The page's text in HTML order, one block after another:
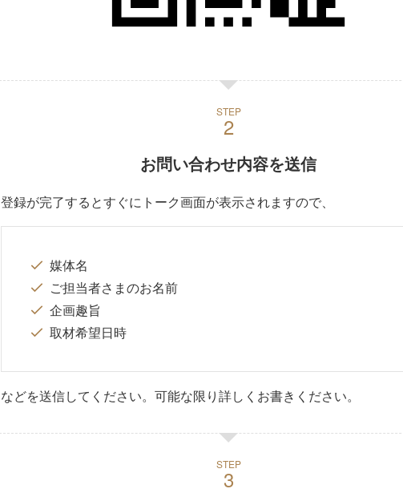
STEP
お問い合わせ内容を送信
登録が完了するとすぐにトーク画面が表示されますので、
媒体名
ご担当者さまのお名前
企画趣旨
取材希望日時
などを送信してください。可能な限り詳しくお書きください。
STEP